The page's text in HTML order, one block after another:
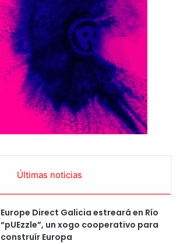
Últimas noticias
Europe Direct Galicia estreará en Río
“pUEzzle”, un xogo cooperativo para
construír Europa